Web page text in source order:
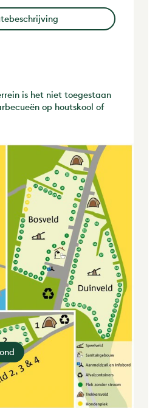
is het niet toegestaan
op houtskool of